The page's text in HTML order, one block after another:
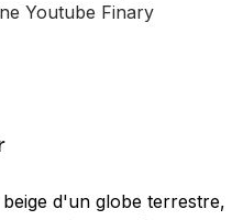
Youtube Finary